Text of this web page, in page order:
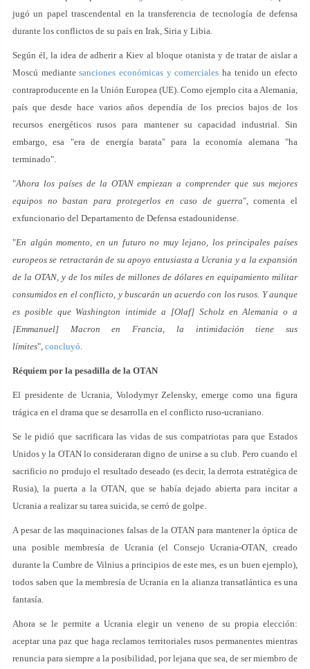
jugó un papel trascendental en la transferencia de tecnología de defensa
durante los conflictos de su país en Irak, Siria y Libia.
Según él, la idea de adherir a Kiev al bloque otanista y de tratar de aislar a
Moscú mediantesanciones económicas y comerciales ha tenido un efecto
contraproducente en la Unión Europea (UE). Como ejemplo cita a Alemania,
país que desde hace varios años dependía de los precios bajos de los
recursos energéticos rusos para mantener su capacidad industrial. Sin
embargo, esa "era de energía barata" para la economía alemana "ha
terminado".
"Ahora los países de la OTAN empiezan a comprender que sus mejores
equipos no bastan para protegerlos en caso de guerra", comenta el
exfuncionario del Departamento de Defensa estadounidense.
"En algún momento, en un futuro no muy lejano, los principales países
europeos se retractarán de su apoyo entusiasta a Ucrania y a la expansión
de la OTAN, y de los miles de millones de dólares en equipamiento militar
consumidos en el conflicto, y buscarán un acuerdo con los rusos. Y aunque
es posible que Washington intimide a [Olaf] Scholz en Alemania o a
[Emmanuel] Macron en Francia, la intimidación tiene sus
límites", concluyó.
Réquiem por la pesadilla de la OTAN
El presidente de Ucrania, Volodymyr Zelensky, emerge como una figura
trágica en el drama que se desarrolla en el conflicto ruso-ucraniano.
Se le pidió que sacrificara las vidas de sus compatriotas para que Estados
Unidos y la OTAN lo consideraran digno de unirse a su club. Pero cuando el
sacrificio no produjo el resultado deseado (es decir, la derrota estratégica de
Rusia), la puerta a la OTAN, que se había dejado abierta para incitar a
Ucrania a realizar su tarea suicida, se cerró de golpe.
A pesar de las maquinaciones falsas de la OTAN para mantener la óptica de
una posible membresía de Ucrania (el Consejo Ucrania-OTAN, creado
durante la Cumbre de Vilnius a principios de este mes, es un buen ejemplo),
todos saben que la membresía de Ucrania en la alianza transatlántica es una
fantasía.
Ahora se le permite a Ucrania elegir un veneno de su propia elección:
aceptar una paz que haga reclamos territoriales rusos permanentes mientras
renuncia para siempre a la posibilidad, por lejana que sea, de ser miembro de